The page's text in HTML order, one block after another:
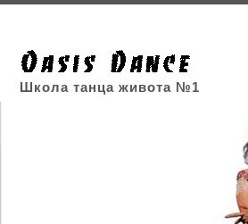
Школа танца живота №1